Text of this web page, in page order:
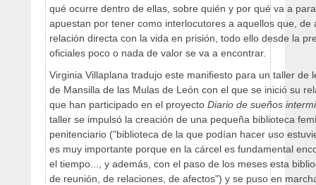
qué ocurre dentro de ellas, sobre quién y por qué va a
apuestan por tener como interlocutores a aquellos que, de
relación directa con la vida en prisión, todo ello desde la
oficiales poco o nada de valor se va a encontrar.
Virginia Villaplana tradujo este manifiesto para un taller de
de Mansilla de las Mulas de León con el que se inició su
que han participado en el proyecto Diario de sueños
taller se impulsó la creación de una pequeña biblioteca
penitenciario ("biblioteca de la que podían hacer uso
es muy importante porque en la cárcel es fundamental
el tiempo..., y además, con el paso de los meses esta
de reunión, de relaciones, de afectos") y se puso en